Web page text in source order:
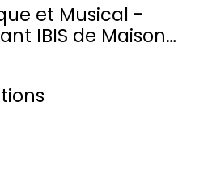
et Musical -
IBIS de Maisons-